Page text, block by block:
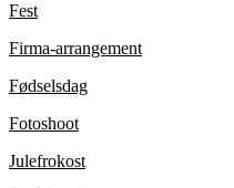
Fest
Firma-arrangement
Fødselsdag
Fotoshoot
Julefrokost